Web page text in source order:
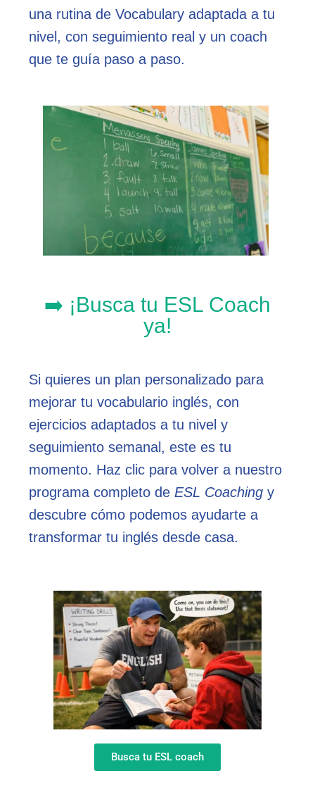
una rutina de Vocabulary adaptada a tu
nivel, con seguimiento real y un coach
que te guía paso a paso.
➡️ ¡Busca tu ESL Coach
ya!
Si quieres un plan personalizado para
mejorar tu vocabulario inglés, con
ejercicios adaptados a tu nivel y
seguimiento semanal, este es tu
momento. Haz clic para volver a nuestro
programa completo de ESL Coaching y
descubre cómo podemos ayudarte a
transformar tu inglés desde casa.
Busca tu ESL coach